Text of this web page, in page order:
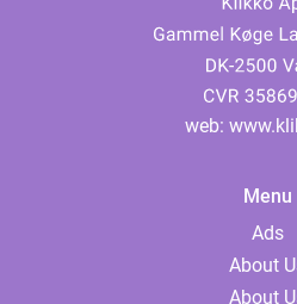
web:
Menu
Ads
About
About